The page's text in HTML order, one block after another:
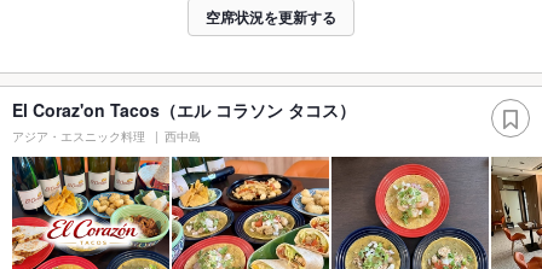
空席状況を更新する
El Coraz'on Tacos（エル コラソン タコス）
アジア・エスニック料理 西中島